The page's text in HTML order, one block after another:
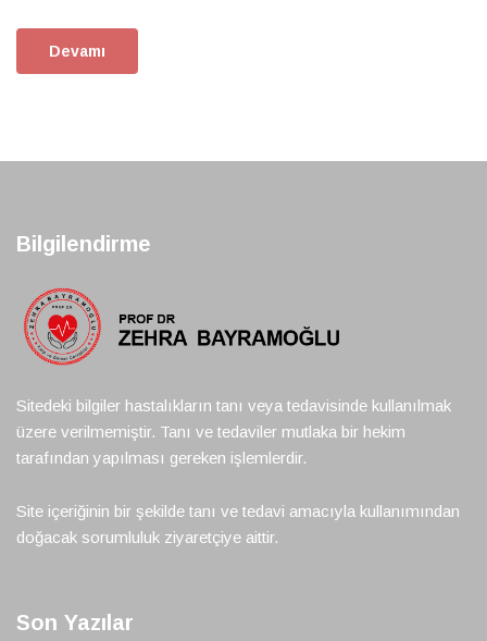
Devamı
Bilgilendirme
Sitedeki bilgiler hastalıkların tanı veya tedavisinde kullanılmak
üzere verilmemiştir. Tanı ve tedaviler mutlaka bir hekim
tarafından yapılması gereken işlemlerdir.
Site içeriğinin bir şekilde tanı ve tedavi amacıyla kullanımından
doğacak sorumluluk ziyaretçiye aittir.
Son Yazılar